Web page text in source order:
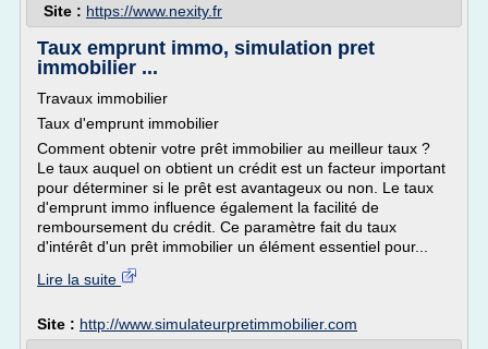
Site : https://www.nexity.fr
Taux emprunt immo, simulation pret
immobilier ...
Travaux immobilier
Taux d'emprunt immobilier
Comment obtenir votre prêt immobilier au meilleur taux ?
Le taux auquel on obtient un crédit est un facteur important
pour déterminer si le prêt est avantageux ou non. Le taux
d'emprunt immo influence également la facilité de
remboursement du crédit. Ce paramètre fait du taux
d'intérêt d'un prêt immobilier un élément essentiel pour...
Lire la suite
Site : http://www.simulateurpretimmobilier.com